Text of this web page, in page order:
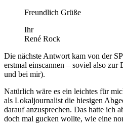
Freundlich Grüße
Ihr
René Rock
Die nächste Antwort kam von der
erstmal einscannen – soviel also
und bei mir).
Natürlich wäre es ein leichtes für
als Lokaljournalist die hiesigen
darauf anzusprechen. Das hatte ich
doch mal gucken wollte, wie eine